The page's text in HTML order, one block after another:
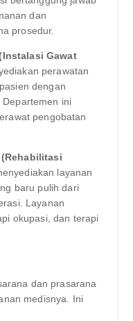
dan
prosedur.
Gawat
perawatan
dengan
ini
pengobatan
layanan
baru pulih dari
Layanan
okupasi, dan terapi
dan prasarana
medisnya. Ini